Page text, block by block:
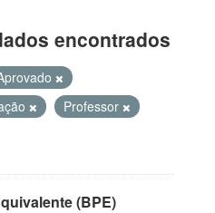
encontrados
Professor
(BPE)